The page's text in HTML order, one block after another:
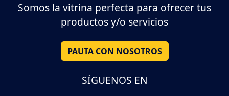
Somos la vitrina perfecta para ofrecer tus
productos y/o servicios
PAUTA CON NOSOTROS
SÍGUENOS EN